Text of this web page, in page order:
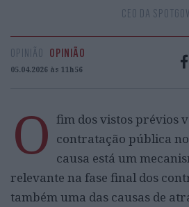
CEO DA SPOTGOV
OPINIÃO OPINIÃO
05.04.2026 às 11h56
O fim dos vistos prévios
contratação pública
causa está um
relevante na fase final dos
também uma das causas de